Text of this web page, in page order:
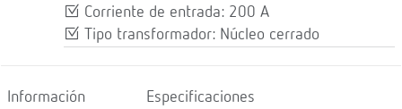
Corriente de entrada: 200 A
Tipo transformador: Núcleo cerrado
Información Especificaciones